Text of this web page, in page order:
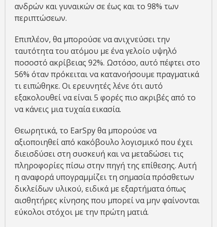
ανδρών και γυναικών σε έως και το 98% των
περιπτώσεων.
Επιπλέον, θα μπορούσε να ανιχνεύσει την
ταυτότητα του ατόμου με ένα γελοίο υψηλό
ποσοστό ακρίβειας 92%. Ωστόσο, αυτό πέφτει στο
56% όταν πρόκειται να κατανοήσουμε πραγματικά
τι ειπώθηκε. Οι ερευνητές λένε ότι αυτό
εξακολουθεί να είναι 5 φορές πιο ακριβές από το
να κάνεις μια τυχαία εικασία.
Θεωρητικά, το EarSpy θα μπορούσε να
αξιοποιηθεί από κακόβουλο λογισμικό που έχει
διεισδύσει στη συσκευή και να μεταδώσει τις
πληροφορίες πίσω στην πηγή της επίθεσης. Αυτή
η αναφορά υπογραμμίζει τη σημασία πρόσθετων
δικλείδων υλικού, ειδικά με εξαρτήματα όπως
αισθητήρες κίνησης που μπορεί να μην φαίνονται
εύκολοι στόχοι με την πρώτη ματιά.